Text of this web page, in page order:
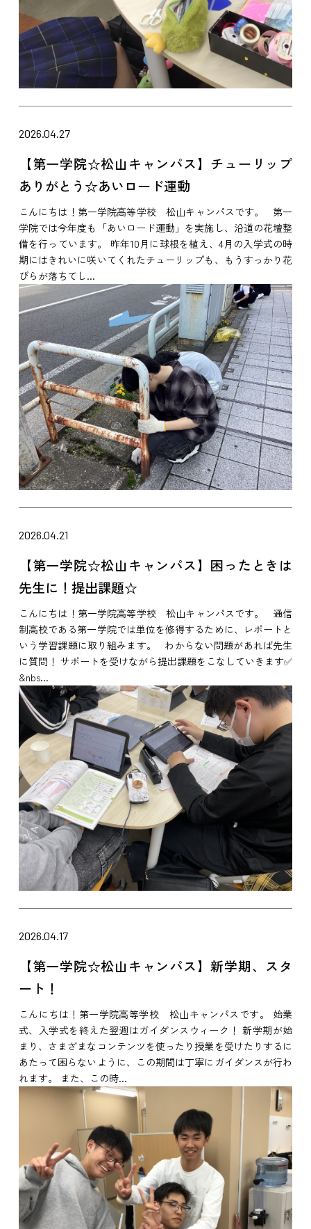
2026.04.27
【第一学院☆松山キャンパス】チューリップ
ありがとう☆あいロード運動
こんにちは！第一学院高等学校 松山キャンパスです。 第一
学院では今年度も「あいロード運動」を実施し、沿道の花壇整
備を行っています。 昨年10月に球根を植え、4月の入学式の時
期にはきれいに咲いてくれたチューリップも、もうすっかり花
びらが落ちてし...
2026.04.21
【第一学院☆松山キャンパス】困ったときは
先生に！提出課題☆
こんにちは！第一学院高等学校 松山キャンパスです。 通信
制高校である第一学院では単位を修得するために、レポートと
いう学習課題に取り組みます。 わからない問題があれば先生
に質問！ サポートを受けながら提出課題をこなしていきます✅
&nbs...
2026.04.17
【第一学院☆松山キャンパス】新学期、スタ
ート！
こんにちは！第一学院高等学校 松山キャンパスです。 始業
式、入学式を終えた翌週はガイダンスウィーク！ 新学期が始
まり、さまざまなコンテンツを使ったり授業を受けたりするに
あたって困らないように、この期間は丁寧にガイダンスが行わ
れます。 また、この時...